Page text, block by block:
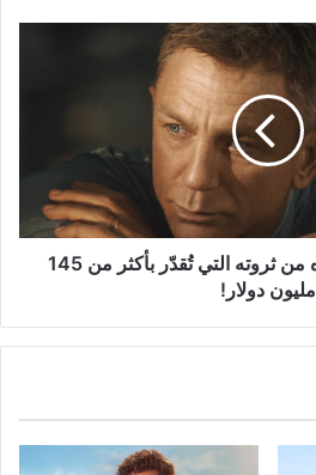
دانيال كريج يحرم أولاده من ثروته التي تُقدّر بأكثر من 145
مليون دولار!